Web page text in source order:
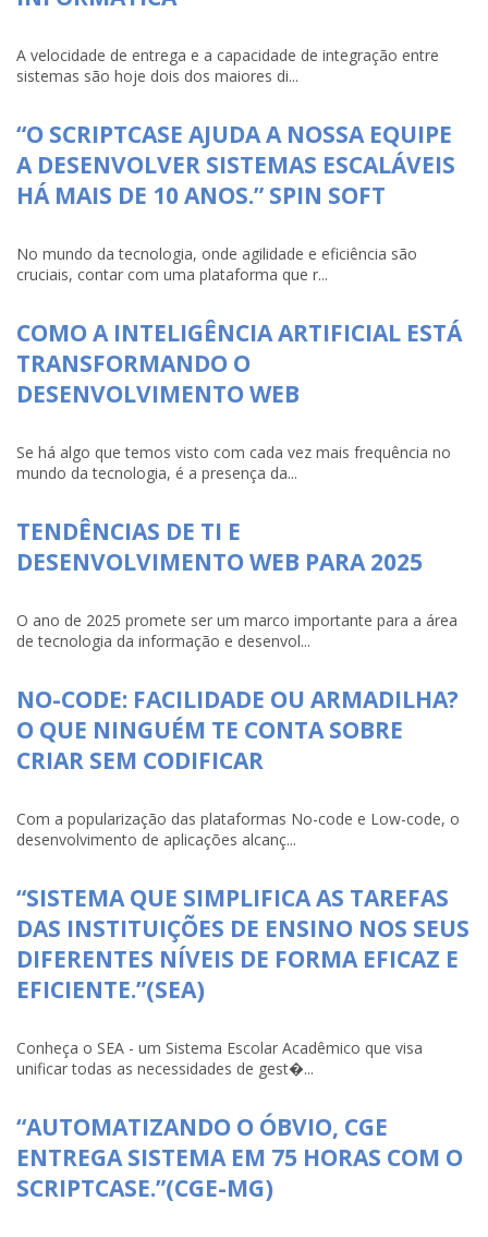
A velocidade de entrega e a capacidade de integração entre
sistemas são hoje dois dos maiores di...
“O SCRIPTCASE AJUDA A NOSSA EQUIPE
A DESENVOLVER SISTEMAS ESCALÁVEIS
HÁ MAIS DE 10 ANOS.” SPIN SOFT
No mundo da tecnologia, onde agilidade e eficiência são
cruciais, contar com uma plataforma que r...
COMO A INTELIGÊNCIA ARTIFICIAL ESTÁ
TRANSFORMANDO O
DESENVOLVIMENTO WEB
Se há algo que temos visto com cada vez mais frequência no
mundo da tecnologia, é a presença da...
TENDÊNCIAS DE TI E
DESENVOLVIMENTO WEB PARA 2025
O ano de 2025 promete ser um marco importante para a área
de tecnologia da informação e desenvol...
NO-CODE: FACILIDADE OU ARMADILHA?
O QUE NINGUÉM TE CONTA SOBRE
CRIAR SEM CODIFICAR
Com a popularização das plataformas No-code e Low-code, o
desenvolvimento de aplicações alcanç...
“SISTEMA QUE SIMPLIFICA AS TAREFAS
DAS INSTITUIÇÕES DE ENSINO NOS SEUS
DIFERENTES NÍVEIS DE FORMA EFICAZ E
EFICIENTE.”(SEA)
Conheça o SEA - um Sistema Escolar Acadêmico que visa
unificar todas as necessidades de gest�...
“AUTOMATIZANDO O ÓBVIO, CGE
ENTREGA SISTEMA EM 75 HORAS COM O
SCRIPTCASE.”(CGE-MG)